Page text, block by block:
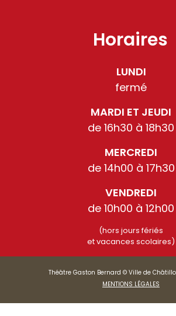
Horaires
LUNDI
fermé
MARDI ET JEUDI
de 16h30 à 18h30
MERCREDI
de 14h00 à 17h30
VENDREDI
de 10h00 à 12h00
(hors jours fériés
et vacances scolaires)
Théâtre Gaston Bernard © Ville de
MENTIONS LÉGALES